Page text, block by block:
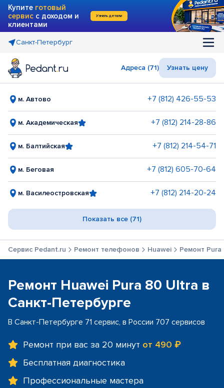
Купите готовый
сервис с доходом и
клиентами
Узнать детали
Санкт-Петербург
Адреса (71) Узнать цену
м. Автово +7 (812) 426-55-53
м. Академическая +7 (812) 214-28-86
м. Балтийская +7 (812) 214-54-71
м. Беговая +7 (812) 605-70-64
м. Василеостровская +7 (812) 214-20-24
Показать все (71)
Сервис Pedant.ru Ремонт телефонов Huawei Ремонт
Ремонт Huawei Pura 80 Ultra в
Санкт-Петербурге
В Санкт-Петербурге 71 сервис, в России 707 сервисов
Ремонт при вас за 20 минут от 490 ₽
Бесплатная диагностика
Профессиональные мастера